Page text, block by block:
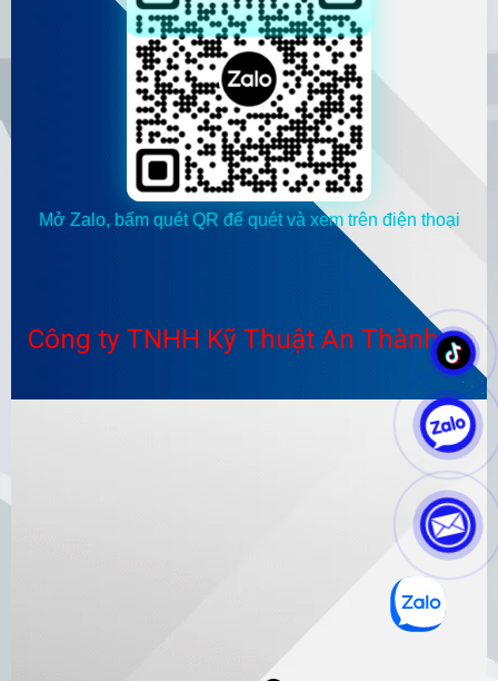
Mở Zalo, bấm quét QR để quét và xem trên điện thoại
Công ty TNHH Kỹ Thuật An Thành